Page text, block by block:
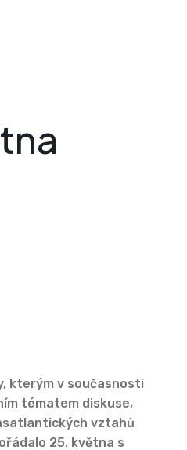
kterým v současnosti
tématem diskuse,
vztahů
25. května s